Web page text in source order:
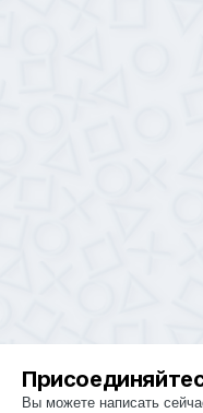
Вы можете написать